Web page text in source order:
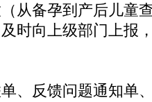
从备孕到产后儿童
时向上级部门上报
、反馈问题通知单